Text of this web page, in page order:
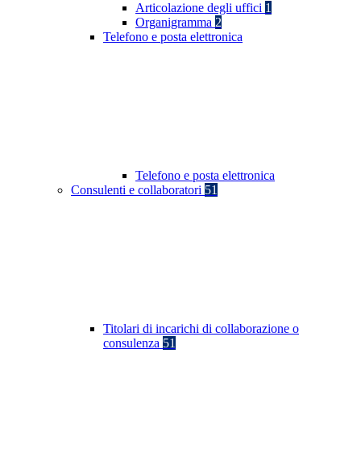
Articolazione degli uffici 1
Organigramma 2
Telefono e posta elettronica
Telefono e posta elettronica
Consulenti e collaboratori 51
Titolari di incarichi di collaborazione o
consulenza 51